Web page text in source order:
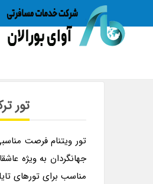
تور ویتنام | تور هانوی | تور
تور ترکیبی ویتنام 8 روز زمستان
تور ویتنام فرصت
جهانگردان به ویژه
مناسب برای تورهای